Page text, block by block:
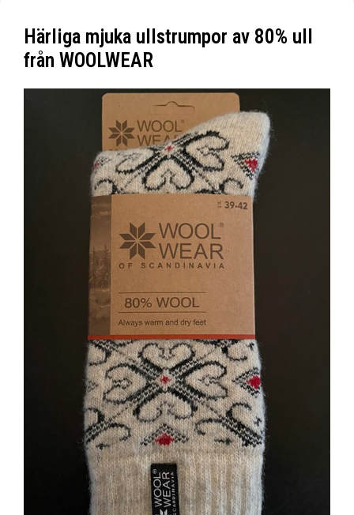
Härliga mjuka ullstrumpor av 80% ull
från WOOLWEAR